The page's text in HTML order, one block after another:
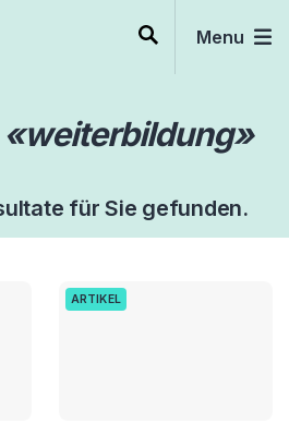
Menu
«weiterbildung»
für Sie gefunden.
ARTIKEL